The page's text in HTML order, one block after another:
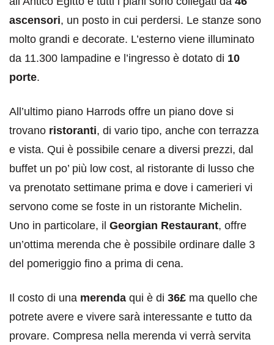
ascensori, un posto in cui perdersi. Le stanze sono
molto grandi e decorate. L’esterno viene illuminato
da 11.300 lampadine e l’ingresso è dotato di 10
porte.
All’ultimo piano Harrods offre un piano dove si
trovano ristoranti, di vario tipo, anche con terrazza
e vista. Qui è possibile cenare a diversi prezzi, dal
buffet un po’ più low cost, al ristorante di lusso che
va prenotato settimane prima e dove i camerieri vi
servono come se foste in un ristorante Michelin.
Uno in particolare, il Georgian Restaurant, offre
un’ottima merenda che è possibile ordinare dalle 3
del pomeriggio fino a prima di cena.
Il costo di una merenda qui è di 36£ ma quello che
potrete avere e vivere sarà interessante e tutto da
provare. Compresa nella merenda vi verrà servita